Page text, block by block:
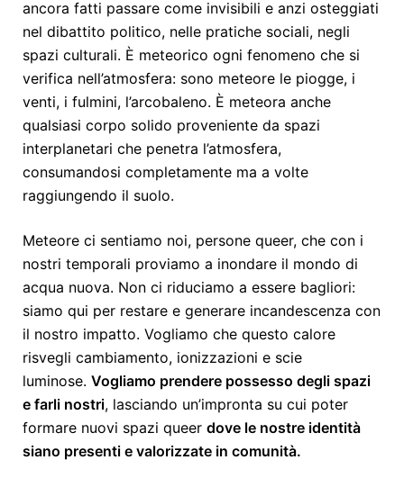
ancora fatti passare come invisibili e anzi osteggiati
nel dibattito politico, nelle pratiche sociali, negli
spazi culturali. È meteorico ogni fenomeno che si
verifica nell’atmosfera: sono meteore le piogge, i
venti, i fulmini, l’arcobaleno. È meteora anche
qualsiasi corpo solido proveniente da spazi
interplanetari che penetra l’atmosfera,
consumandosi completamente ma a volte
raggiungendo il suolo.
Meteore ci sentiamo noi, persone queer, che con i
nostri temporali proviamo a inondare il mondo di
acqua nuova. Non ci riduciamo a essere bagliori:
siamo qui per restare e generare incandescenza con
il nostro impatto. Vogliamo che questo calore
risvegli cambiamento, ionizzazioni e scie
luminose. Vogliamo prendere possesso degli spazi
e farli nostri, lasciando un’impronta su cui poter
formare nuovi spazi queer dove le nostre identità
siano presenti e valorizzate in comunità.